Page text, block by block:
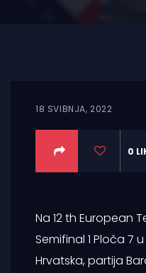
18 SVIBNJA, 2022
0
Na 12 th European
Semifinal 1 Ploča 7
Hrvatska, partija